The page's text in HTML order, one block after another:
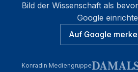
Bild der Wissenschaft als
Google
Auf Google
Konradin Mediengruppe